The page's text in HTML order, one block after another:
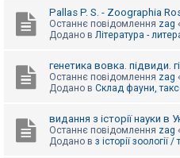
Pallas P. S. - Zoographia
Останнє повідомлення zag
Додано в Література -
генетика вовка. підвиди.
Останнє повідомлення zag
Додано в Склад фауни,
видання з історії науки в
Останнє повідомлення zag
Додано в з історії зоології /